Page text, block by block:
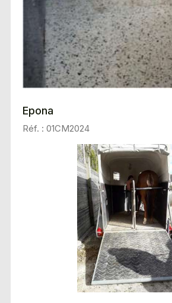
Epona
Réf. : 01CM2024